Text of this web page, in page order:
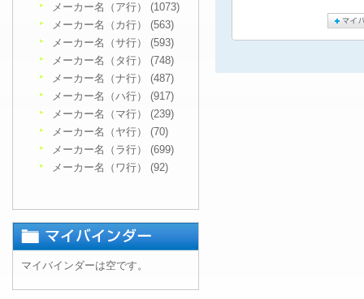
メーカー名（ア行） (1073)
メーカー名（カ行） (563)
メーカー名（サ行） (593)
メーカー名（タ行） (748)
メーカー名（ナ行） (487)
メーカー名（ハ行） (917)
メーカー名（マ行） (239)
メーカー名（ヤ行） (70)
メーカー名（ラ行） (699)
メーカー名（ワ行） (92)
マイバインダーは空です。